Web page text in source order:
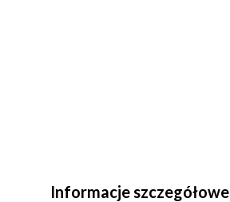
Informacje szczegółowe